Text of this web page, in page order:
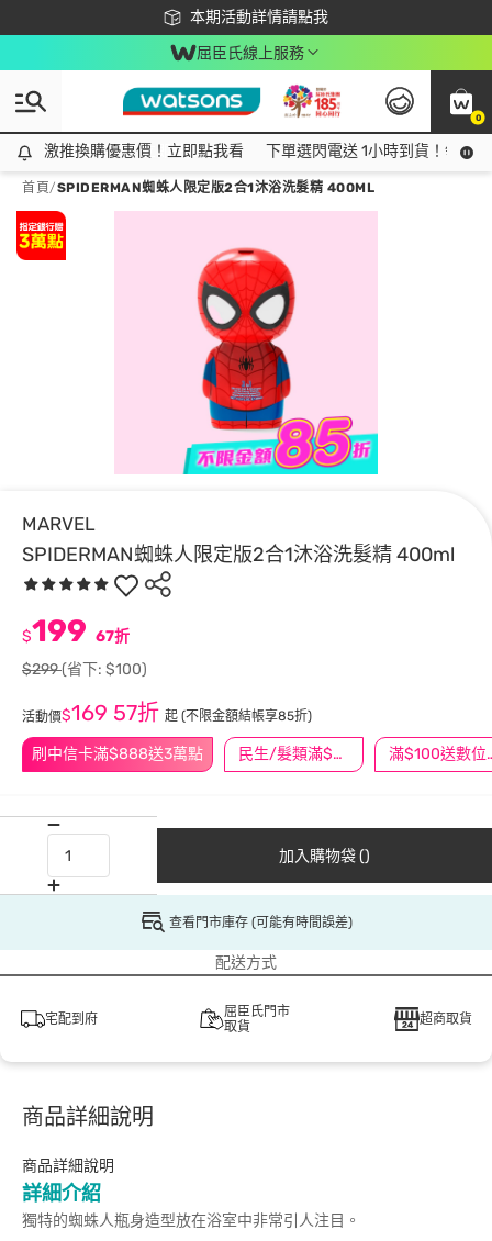
本期活動詳情請點我
下載app最高回饋$350
屈臣氏線上服務
0
激推換購優惠價！立即點我看
激推換購優惠價！立即點我看 下單選閃電送 1小時到貨！領神
首頁/SPIDERMAN蜘蛛人限定版2合1沐浴洗髮精 400ML
MARVEL
SPIDERMAN蜘蛛人限定版2合1沐浴洗髮精 400ml
刷中信卡滿$888送3萬點 民生/髮類滿$388送舒潔冰巾 滿
$199 67折
$299(省下: $100)
活動價$169 57折 起 (不限金額結帳享85折)
加入購物袋 ()
查看門市庫存 (可能有時間誤差)
配送方式
宅配到府
屈臣氏門市
取貨
超商取貨
商品詳細說明
商品詳細說明
詳細介紹
獨特的蜘蛛人瓶身造型放在浴室中非常引人注目。